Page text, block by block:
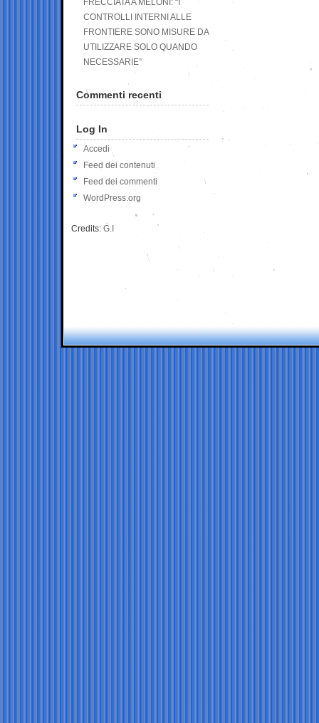
FRECCIATA A MELONI: “I
CONTROLLI INTERNI ALLE
FRONTIERE SONO MISURE DA
UTILIZZARE SOLO QUANDO
NECESSARIE”
Commenti recenti
Log In
Accedi
Feed dei contenuti
Feed dei commenti
WordPress.org
Credits: G.I